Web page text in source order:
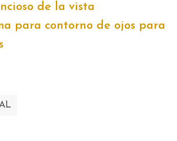
de la vista
para contorno de ojos para